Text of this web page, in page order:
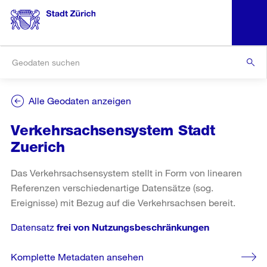
Alle Geodaten anzeigen
Verkehrsachsensystem Stadt
Zuerich
Das Verkehrsachsensystem stellt in Form von linearen
Referenzen verschiedenartige Datensätze (sog.
Ereignisse) mit Bezug auf die Verkehrsachsen bereit.
Datensatz frei von Nutzungsbeschränkungen
Komplette Metadaten ansehen